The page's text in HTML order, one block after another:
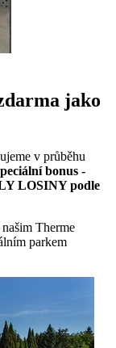
jako
v průběhu
bonus -
LOSINY podle
Therme
parkem